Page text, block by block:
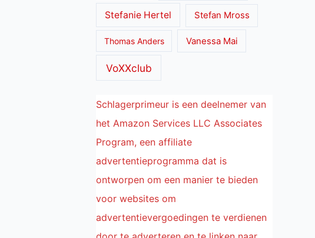
Stefanie Hertel Stefan Mross
Thomas Anders Vanessa Mai
VoXXclub
Schlagerprimeur is een deelnemer van
het Amazon Services LLC Associates
Program, een affiliate
advertentieprogramma dat is
ontworpen om een manier te bieden
voor websites om
advertentievergoedingen te verdienen